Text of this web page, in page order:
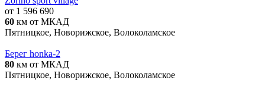
от 1 596 690
60 км от МКАД
Пятницкое, Новорижское, Волоколамское
Берег honka-2
80 км от МКАД
Пятницкое, Новорижское, Волоколамское